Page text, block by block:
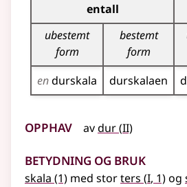
Bøyingstabell for dette
entall
ubestemt
form
bestemt
form
endurskala durskalaen
Opphav avdur(2
II)
Betydning og bruk
skala (1) med storters (1
I, 1)og